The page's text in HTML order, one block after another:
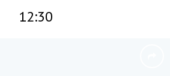
12:30